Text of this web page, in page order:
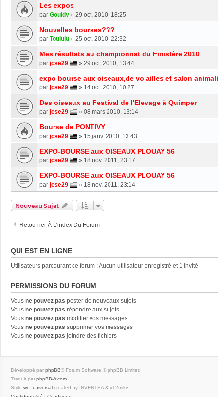
Les expos
par Gouldy » 29 oct. 2010, 18:25
Nouvelles bourses???
par Toululu » 25 oct. 2010, 22:32
Mes résultats au championnat du Finistère 2010
par jose29 » 29 oct. 2010, 13:44
expo bourse aux oiseaux,de volailles et salon
par jose29 » 14 oct. 2010, 10:27
Des oiseaux au Festival de l'Elevage à Quimper
par jose29 » 08 mars 2010, 13:14
Bourse de PONTIVY
par jose29 » 15 janv. 2010, 13:43
EXPO-BOURSE aux OISEAUX PLOUAY 56
par jose29 » 18 nov. 2011, 23:17
EXPO-BOURSE aux OISEAUX PLOUAY 56
par jose29 » 18 nov. 2011, 23:14
Nouveau Sujet
Retourner À L’index Du Forum
QUI EST EN LIGNE
Utilisateurs parcourant ce forum : Aucun utilisateur enregistré et 1 invité
PERMISSIONS DU FORUM
Vous ne pouvez pas poster de nouveaux sujets
Vous ne pouvez pas répondre aux sujets
Vous ne pouvez pas modifier vos messages
Vous ne pouvez pas supprimer vos messages
Vous ne pouvez pas joindre des fichiers
Développé par phpBB® Forum Software © phpBB Limited
Traduit par phpBB-fr.com
Style we_universal created by INVENTEA & v12mike